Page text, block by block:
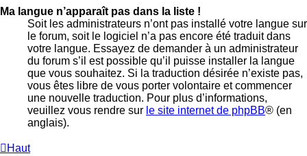
Ma langue n’apparaît pas dans la liste !
Soit les administrateurs n’ont pas installé votre langue sur
le forum, soit le logiciel n’a pas encore été traduit dans
votre langue. Essayez de demander à un administrateur
du forum s’il est possible qu’il puisse installer la langue
que vous souhaitez. Si la traduction désirée n’existe pas,
vous êtes libre de vous porter volontaire et commencer
une nouvelle traduction. Pour plus d’informations,
veuillez vous rendre sur le site internet de phpBB® (en
anglais).
Haut